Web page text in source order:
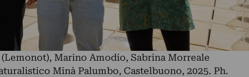
Marino Amodio, Sabrina Morreale
Minà Palumbo, Castelbuono, 2025. Ph.